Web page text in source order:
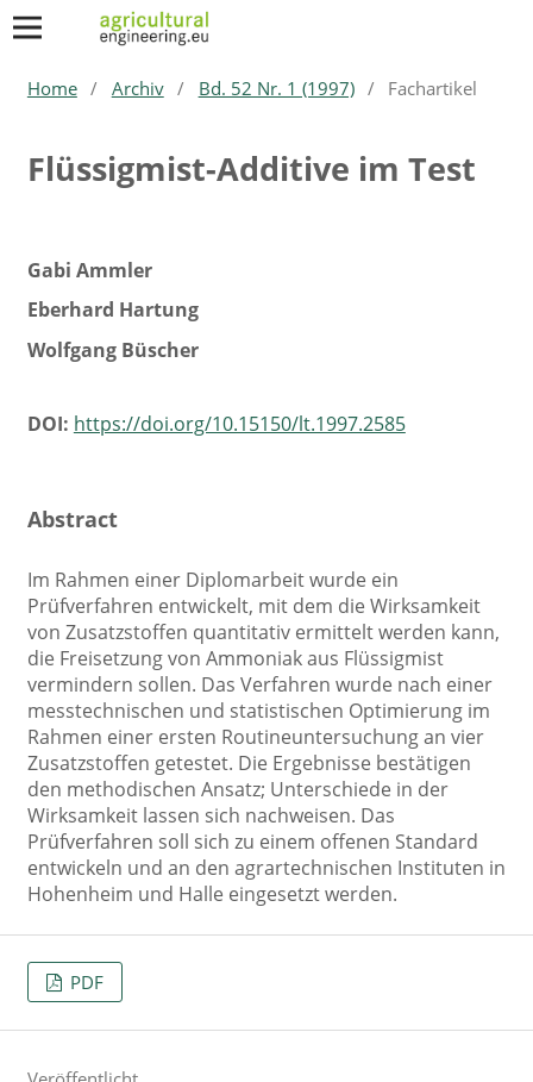
Home / Archiv / Bd. 52 Nr. 1 (1997) / Fachartikel
Flüssigmist-Additive im Test
Gabi Ammler
Eberhard Hartung
Wolfgang Büscher
DOI: https://doi.org/10.15150/lt.1997.2585
Abstract
Im Rahmen einer Diplomarbeit wurde ein
Prüfverfahren entwickelt, mit dem die Wirksamkeit
von Zusatzstoffen quantitativ ermittelt werden kann,
die Freisetzung von Ammoniak aus Flüssigmist
vermindern sollen. Das Verfahren wurde nach einer
messtechnischen und statistischen Optimierung im
Rahmen einer ersten Routineuntersuchung an vier
Zusatzstoffen getestet. Die Ergebnisse bestätigen
den methodischen Ansatz; Unterschiede in der
Wirksamkeit lassen sich nachweisen. Das
Prüfverfahren soll sich zu einem offenen Standard
entwickeln und an den agrartechnischen Instituten in
Hohenheim und Halle eingesetzt werden.
PDF